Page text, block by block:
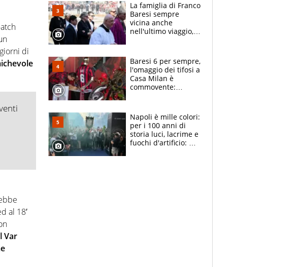
di
al 18′
Var
La famiglia di Franco
Baresi sempre
vicina anche
nell'ultimo viaggio,
circondati
dall'affetto dei tifosi
Baresi 6 per sempre,
l'omaggio dei tifosi a
Casa Milan è
commovente:
bigliettini
Napoli è mille colori:
per i 100 anni di
storia luci, lacrime e
fuochi d'artificio: De